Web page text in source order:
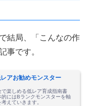
結局、「こんなの作
事です。
アお勧めモンスター
で楽しめる低レア育成指南書
にはBランクモンスターを軸
えていきます。